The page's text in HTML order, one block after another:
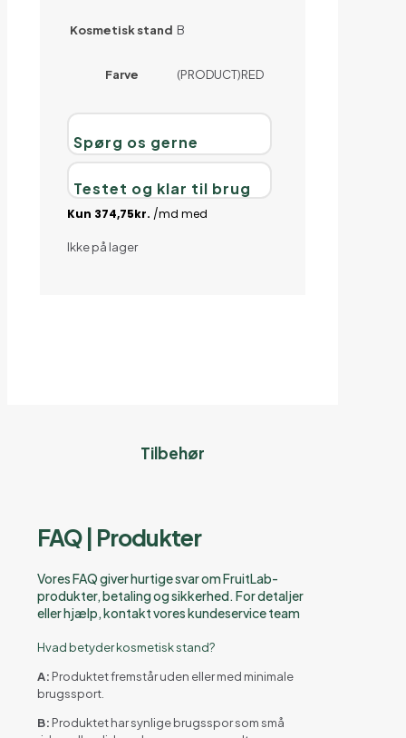
Kosmetisk stand B
Farve (PRODUCT)RED
Spørg os gerne
Testet og klar til brug
Ikke på lager
Tilbehør
FAQ | Produkter
Vores FAQ giver hurtige svar om FruitLab-
produkter, betaling og sikkerhed. For detaljer
eller hjælp, kontakt vores kundeservice team
Hvad betyder kosmetisk stand?
A: Produktet fremstår uden eller med minimale
brugssport.
B: Produktet har synlige brugsspor som små